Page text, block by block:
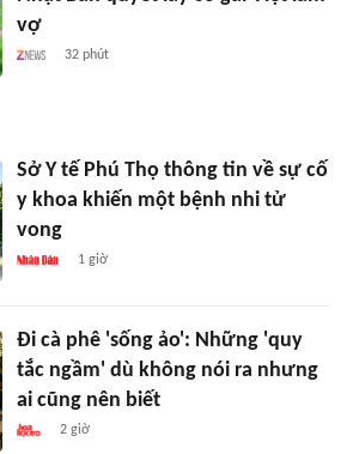
vợ
32 phút
Sở Y tế Phú Thọ thông tin về sự cố
y khoa khiến một bệnh nhi tử
vong
1 giờ
Đi cà phê 'sống ảo': Những 'quy
tắc ngầm' dù không nói ra nhưng
ai cũng nên biết
2 giờ